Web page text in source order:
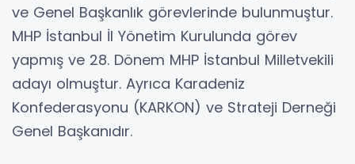
ve Genel Başkanlık görevlerinde bulunmuştur.
MHP İstanbul İl Yönetim Kurulunda görev
yapmış ve 28. Dönem MHP İstanbul Milletvekili
adayı olmuştur. Ayrıca Karadeniz
Konfederasyonu (KARKON) ve Strateji Derneği
Genel Başkanıdır.